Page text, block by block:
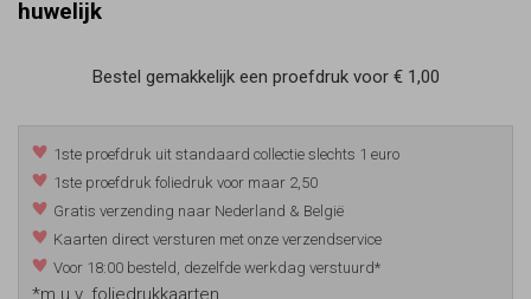
huwelijk
Bestel gemakkelijk een proefdruk voor € 1,00
1ste proefdruk uit standaard collectie slechts 1 euro
1ste proefdruk foliedruk voor maar 2,50
Gratis verzending naar Nederland & België
Kaarten direct versturen met onze verzendservice
Voor 18:00 besteld, dezelfde werkdag verstuurd*
*m.u.v. foliedrukkaarten